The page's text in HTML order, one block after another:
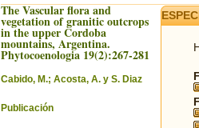
The Vascular flora and
vegetation of granitic outcrops
in the upper Cordoba
mountains, Argentina.
Phytocoenologia 19(2):267-281
Cabido, M.; Acosta, A. y S. Diaz
Publicación